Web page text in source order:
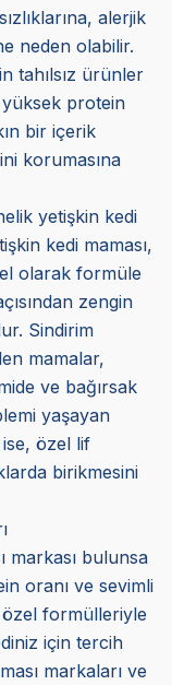
alerjik
neden olabilir.
tahılsız ürünler
yüksek protein
bir içerik
korumasına
yetişkin kedi
kedi maması,
olarak formüle
zengin
Sindirim
mamalar,
ve bağırsak
yaşayan
ise, özel lif
birikmesini
markası bulunsa
oranı ve sevimli
özel formülleriyle
için tercih
markaları ve